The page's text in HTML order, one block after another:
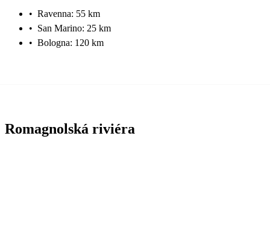
• Ravenna: 55 km
• San Marino: 25 km
• Bologna: 120 km
Romagnolská riviéra